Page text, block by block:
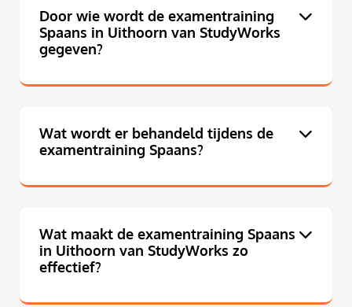
Door wie wordt de examentraining
Spaans in Uithoorn van StudyWorks
gegeven?
Wat wordt er behandeld tijdens de
examentraining Spaans?
Wat maakt de examentraining Spaans
in Uithoorn van StudyWorks zo
effectief?